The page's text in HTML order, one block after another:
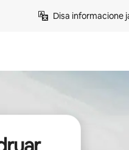
Disa informacione